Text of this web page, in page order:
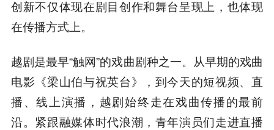
创新不仅体现在剧目创作和舞台呈现上，也体现
在传播方式上。
越剧是最早“触网”的戏曲剧种之一。从早期的戏曲
电影《梁山伯与祝英台》，到今天的短视频、直
播、线上演播，越剧始终走在戏曲传播的最前
沿。紧跟融媒体时代浪潮，青年演员们走进直播